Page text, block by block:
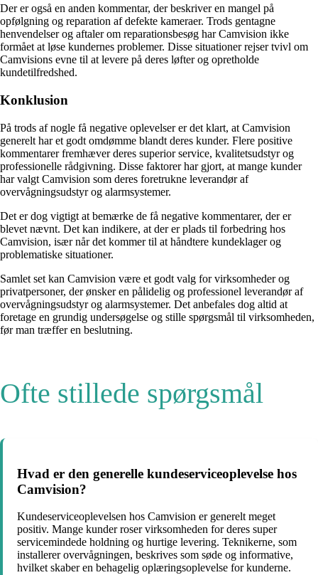
Der er også en anden kommentar, der beskriver en mangel på
opfølgning og reparation af defekte kameraer. Trods gentagne
henvendelser og aftaler om reparationsbesøg har Camvision ikke
formået at løse kundernes problemer. Disse situationer rejser tvivl om
Camvisions evne til at levere på deres løfter og opretholde
kundetilfredshed.
Konklusion
På trods af nogle få negative oplevelser er det klart, at Camvision
generelt har et godt omdømme blandt deres kunder. Flere positive
kommentarer fremhæver deres superior service, kvalitetsudstyr og
professionelle rådgivning. Disse faktorer har gjort, at mange kunder
har valgt Camvision som deres foretrukne leverandør af
overvågningsudstyr og alarmsystemer.
Det er dog vigtigt at bemærke de få negative kommentarer, der er
blevet nævnt. Det kan indikere, at der er plads til forbedring hos
Camvision, især når det kommer til at håndtere kundeklager og
problematiske situationer.
Samlet set kan Camvision være et godt valg for virksomheder og
privatpersoner, der ønsker en pålidelig og professionel leverandør af
overvågningsudstyr og alarmsystemer. Det anbefales dog altid at
foretage en grundig undersøgelse og stille spørgsmål til virksomheden,
før man træffer en beslutning.
Ofte stillede spørgsmål
Hvad er den generelle kundeserviceoplevelse hos
Camvision?
Kundeserviceoplevelsen hos Camvision er generelt meget
positiv. Mange kunder roser virksomheden for deres super
servicemindede holdning og hurtige levering. Teknikerne, som
installerer overvågningen, beskrives som søde og informative,
hvilket skaber en behagelig oplæringsoplevelse for kunderne.